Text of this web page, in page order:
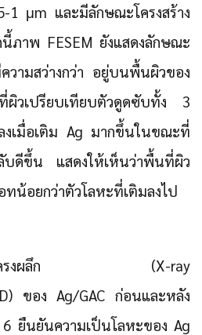
1 μm และมีลักษณะโครงสร้าง
ภาพ FESEM ยังแสดงลักษณะ
วามสว่างกว่า อยู่บนพื้นผิวของ
ผิวเปรียบเทียบตัวดูดซับทั้ง 3
เมื่อเติม Ag มากขึ้นในขณะที่
บดีขึ้น แสดงให้เห็นว่าพื้นที่ผิว
น้อยกว่าตัวโลหะที่เติมลงไป
สร้างโครงผลึก (X-ray
ของ Ag/GAC ก่อนและหลัง
ยืนยันความเป็นโลหะของ Ag